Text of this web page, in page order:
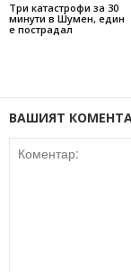
Три катастрофи за 30
минути в Шумен, един
е пострадал
ВАШИЯТ